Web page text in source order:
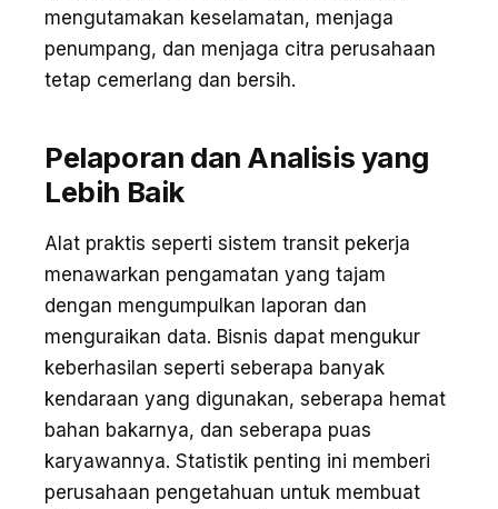
mengutamakan keselamatan, menjaga
penumpang, dan menjaga citra perusahaan
tetap cemerlang dan bersih.
Pelaporan dan Analisis yang
Lebih Baik
Alat praktis seperti sistem transit pekerja
menawarkan pengamatan yang tajam
dengan mengumpulkan laporan dan
menguraikan data. Bisnis dapat mengukur
keberhasilan seperti seberapa banyak
kendaraan yang digunakan, seberapa hemat
bahan bakarnya, dan seberapa puas
karyawannya. Statistik penting ini memberi
perusahaan pengetahuan untuk membuat